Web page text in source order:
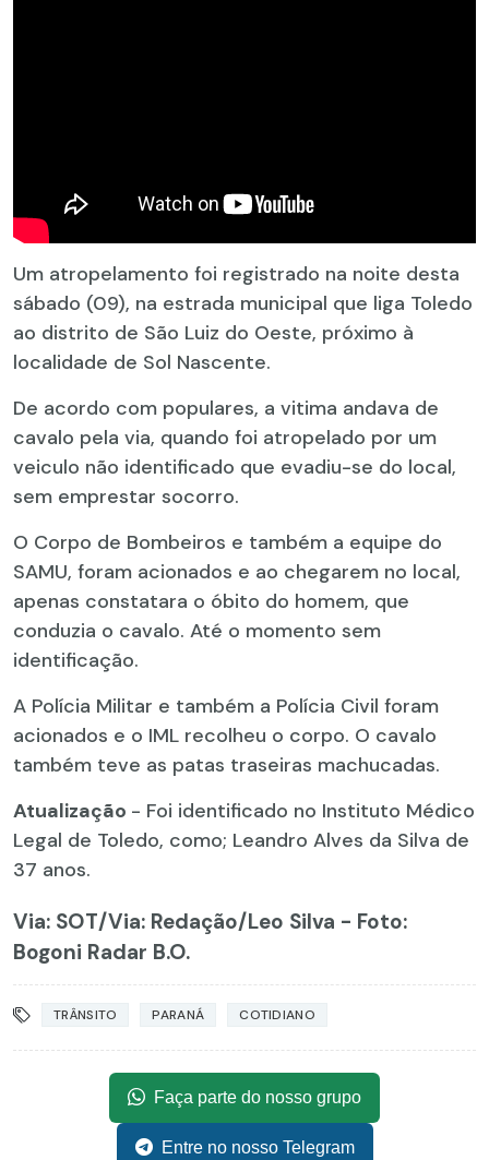
Um atropelamento foi registrado na noite desta
sábado (09), na estrada municipal que liga Toledo
ao distrito de São Luiz do Oeste, próximo à
localidade de Sol Nascente.
De acordo com populares, a vitima andava de
cavalo pela via, quando foi atropelado por um
veiculo não identificado que evadiu-se do local,
sem emprestar socorro.
O Corpo de Bombeiros e também a equipe do
SAMU, foram acionados e ao chegarem no local,
apenas constatara o óbito do homem, que
conduzia o cavalo. Até o momento sem
identificação.
A Polícia Militar e também a Polícia Civil foram
acionados e o IML recolheu o corpo. O cavalo
também teve as patas traseiras machucadas.
Atualização - Foi identificado no Instituto Médico
Legal de Toledo, como; Leandro Alves da Silva de
37 anos.
Via: SOT/Via: Redação/Leo Silva - Foto:
Bogoni Radar B.O.
TRÂNSITO PARANÁ COTIDIANO
Faça parte do nosso grupo
Entre no nosso Telegram